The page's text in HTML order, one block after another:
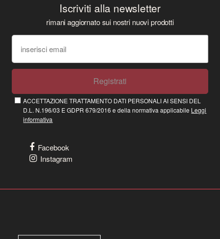
Iscriviti alla newsletter
rimani aggiornato sui nostri nuovi prodotti
Registrati
ACCETTAZIONE TRATTAMENTO DATI PERSONALI AI SENSI DEL
D.L. N.196/03 E GDPR 679/2016 e della normativa applicabile Leggi
informativa
Facebook
Instagram